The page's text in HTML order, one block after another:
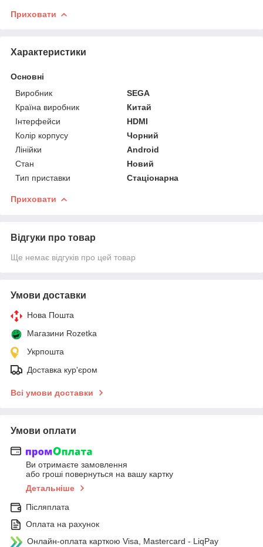
Приховати
Характеристики
Основні
Виробник
SEGA
Країна виробник
Китай
Інтерфейси
HDMI
Колір корпусу
Чорний
Лінійки
Android
Стан
Новий
Тип приставки
Стаціонарна
Приховати
Відгуки про товар
Ще немає відгуків про цей товар
Умови доставки
Нова Пошта
Магазини Rozetka
Укрпошта
Доставка кур'єром
Всі умови доставки
Умови оплати
Ви отримаєте замовлення
або гроші повернуться на вашу картку
Детальніше
Післяплата
Оплата на рахунок
Онлайн-оплата карткою Visa, Mastercard - LiqPay